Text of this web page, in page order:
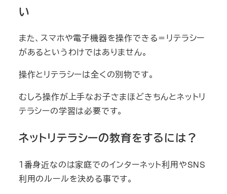
い
また、スマホや電子機器を操作できる＝リテラシー
があるというわけではありません。
操作とリテラシーは全くの別物です。
むしろ操作が上手なお子さまほどきちんとネットリ
テラシーの学習は必要です。
ネットリテラシーの教育をするには？
１番身近なのは家庭でのインターネット利用やSNS
利用のルールを決める事です。